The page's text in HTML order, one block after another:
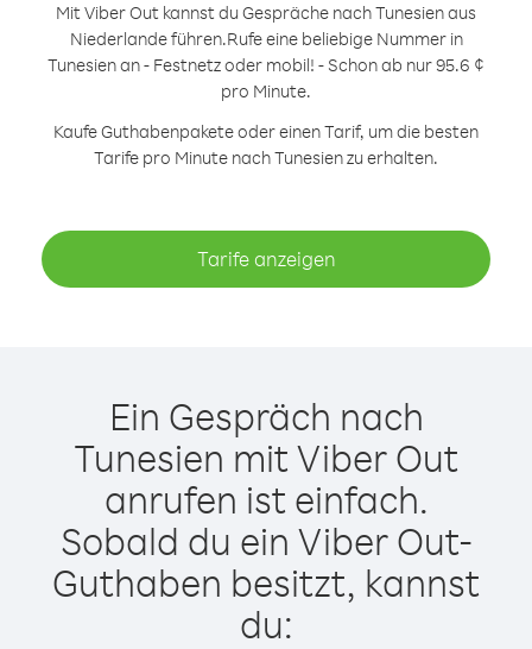
Mit Viber Out kannst du Gespräche nach Tunesien aus
Niederlande führen.Rufe eine beliebige Nummer in
Tunesien an - Festnetz oder mobil! - Schon ab nur 95.6 ¢
pro Minute.
Kaufe Guthabenpakete oder einen Tarif, um die besten
Tarife pro Minute nach Tunesien zu erhalten.
Tarife anzeigen
Ein Gespräch nach
Tunesien mit Viber Out
anrufen ist einfach.
Sobald du ein Viber Out-
Guthaben besitzt, kannst
du: